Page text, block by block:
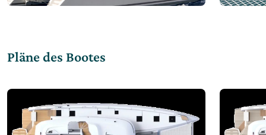
Pläne des Bootes